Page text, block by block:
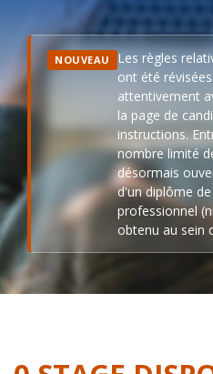
NOUVEAU
Les règles
ont été
attentivement
la page de
instructions.
nombre limité
désormais
d'un diplôme
professionnel
obtenu au sein